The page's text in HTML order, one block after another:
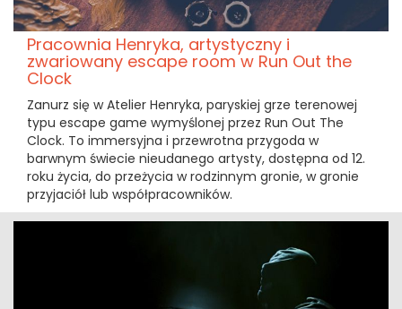
Pracownia Henryka, artystyczny i
zwariowany escape room w Run Out the
Clock
Zanurz się w Atelier Henryka, paryskiej grze terenowej
typu escape game wymyślonej przez Run Out The
Clock. To immersyjna i przewrotna przygoda w
barwnym świecie nieudanego artysty, dostępna od 12.
roku życia, do przeżycia w rodzinnym gronie, w gronie
przyjaciół lub współpracowników.